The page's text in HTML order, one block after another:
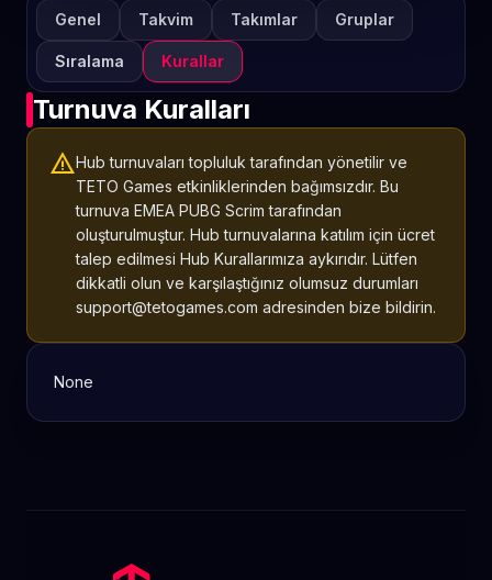
Genel Takvim Takımlar Gruplar
Sıralama Kurallar
Turnuva Kuralları
warningHub turnuvaları topluluk tarafından yönetilir ve
TETO Games etkinliklerinden bağımsızdır. Bu
turnuva EMEA PUBG Scrim tarafından
oluşturulmuştur. Hub turnuvalarına katılım için ücret
talep edilmesi Hub Kurallarımıza aykırıdır. Lütfen
dikkatli olun ve karşılaştığınız olumsuz durumları
support@tetogames.com adresinden bize bildirin.
None